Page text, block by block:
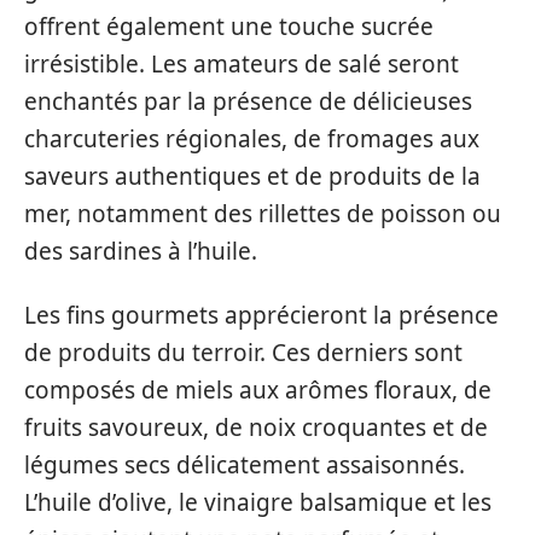
offrent également une touche sucrée
irrésistible. Les amateurs de salé seront
enchantés par la présence de délicieuses
charcuteries régionales, de fromages aux
saveurs authentiques et de produits de la
mer, notamment des rillettes de poisson ou
des sardines à l’huile.
Les fins gourmets apprécieront la présence
de produits du terroir. Ces derniers sont
composés de miels aux arômes floraux, de
fruits savoureux, de noix croquantes et de
légumes secs délicatement assaisonnés.
L’huile d’olive, le vinaigre balsamique et les